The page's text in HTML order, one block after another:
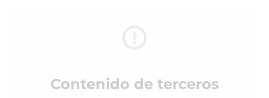
Contenido de terceros